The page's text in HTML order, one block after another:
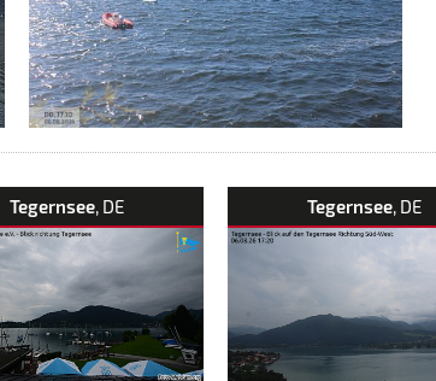
Tegernsee, DE Tegernsee, DE